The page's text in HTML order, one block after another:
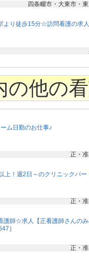
四条畷市・大東市・
より徒歩15分☆訪問看護の求
の他の
ム日勤のお仕事♪
正・
上！週2日～のクリニックパー
正・
護師☆求人【正看護師さんの
］
正・